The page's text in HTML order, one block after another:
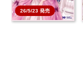
26/5/23 発売